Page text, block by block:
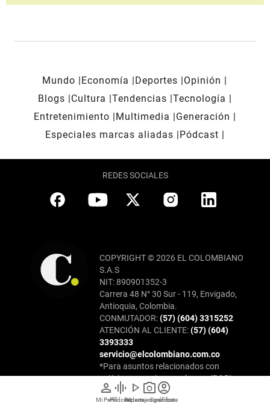
person
Mi Perfil
graphic_eq
Pódcast
play_arrow
Videos
photo_camera
Reportajes gráficos
account_circle
Suscríbete
Mundo Economía Deportes
Opinión
Blogs
Cultura Tendencias Tecnología
Entretenimiento
Multimedia
Generación
Especiales marcas aliadas
Pódcast
REDES SOCIALES
COPYRIGHT © 2026 EL COLOMBIANO
S.A.S
NIT: 890901352-3
Carrera 48 N° 30 Sur - 119, Envigado,
Antioquia, Colombia.
CONMUTADOR:(57) (604) 3315252
ATENCIÓN AL CLIENTE:(57) (604)
3393333
servicio@elcolombiano.com.co
*Para asuntos relacionados con
peticiones, quejas y reclamos (PQR),
haz clic aquí
PROGRAMA DE TRANSPARENCIA Y